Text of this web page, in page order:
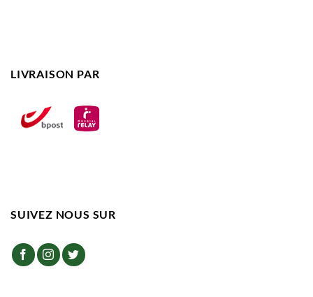
LIVRAISON PAR
SUIVEZ NOUS SUR